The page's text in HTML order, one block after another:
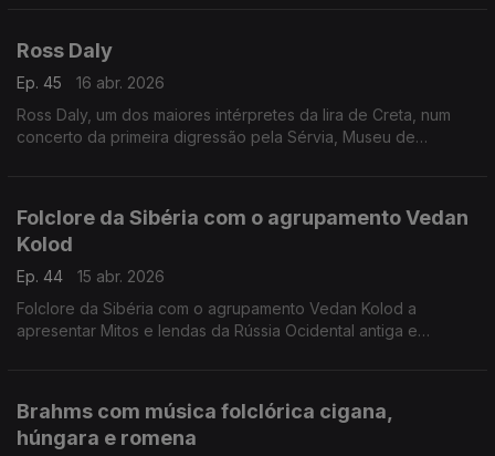
Ross Daly
Ep. 45
16 abr. 2026
Ross Daly, um dos maiores intérpretes da lira de Creta, num
concerto da primeira digressão pela Sérvia, Museu de
Folclore da Sibéria com o agrupamento Vedan
Kolod
Ep. 44
15 abr. 2026
Folclore da Sibéria com o agrupamento Vedan Kolod a
apresentar Mitos e lendas da Rússia Ocidental antiga e
Brahms com música folclórica cigana,
húngara e romena